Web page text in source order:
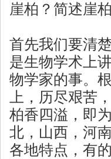
崖柏？简述崖
首先我们要清
是生物学术上
物学家的事。
上，历尽艰苦
柏香四溢，即
北，山西，河
各地特点，有